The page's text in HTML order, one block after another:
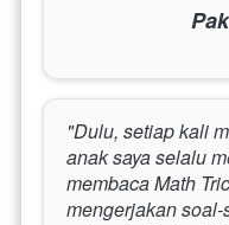
"Dulu, setiap kali
anak saya selalu
membaca Math
mengerjakan